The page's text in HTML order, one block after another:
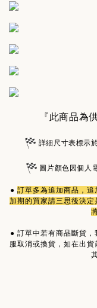
『此商品為
詳細尺寸表標示
圖片顏色因個人
● 訂單多為追加商品 ，
加期的買家請三思後決
● 訂單中若有商品斷貨
服取消或換貨，如在出